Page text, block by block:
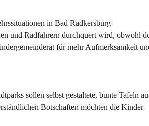
in Bad Radkersburg
und Radfahrern durchquert wird, obwohl
für mehr Aufmerksamkeit
sollen selbst gestaltete, bunte Tafeln
Botschaften möchten die Kinder